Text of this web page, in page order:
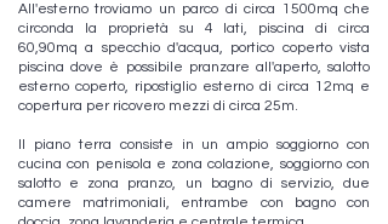
All'esterno troviamo un parco di circa 1500mq che
circonda la proprietà su 4 lati, piscina di circa
60,90mq a specchio d'acqua, portico coperto vista
piscina dove è possibile pranzare all'aperto, salotto
esterno coperto, ripostiglio esterno di circa 12mq e
copertura per ricovero mezzi di circa 25m.
Il piano terra consiste in un ampio soggiorno con
cucina con penisola e zona colazione, soggiorno con
salotto e zona pranzo, un bagno di servizio, due
camere matrimoniali, entrambe con bagno con